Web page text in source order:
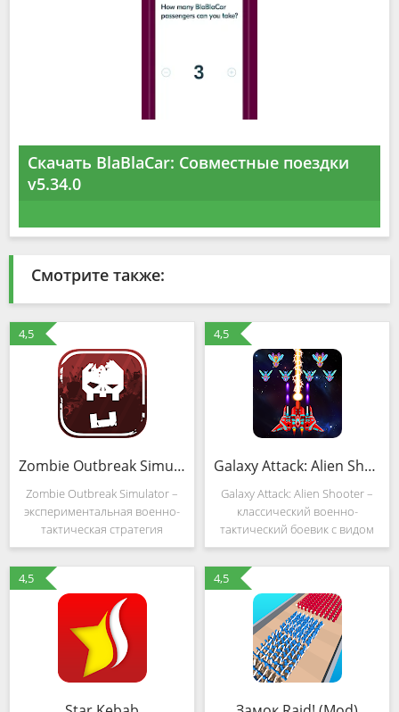
Скачать BlaBlaCar: Совместные поездки
v5.34.0
Смотрите также:
4,5
Zombie Outbreak Simulator (MOD, Всё открыто)
Zombie Outbreak Simulator –
экспериментальная военно-
тактическая стратегия
формата RTS от студии Binary
Space, переносящая события
в недалекое будущее и
рассказывающая о вселенной,
где уже через
4,5
Galaxy Attack: Alien Shooter (MOD, Много денег)
Galaxy Attack: Alien Shooter –
классический военно-
тактический боевик с видом
сверху, рассказывающий о
вторжении инопланетян в
Солнечную Систему.
Захватчики из космоса
мечтают освоить половину
4,5 4,5